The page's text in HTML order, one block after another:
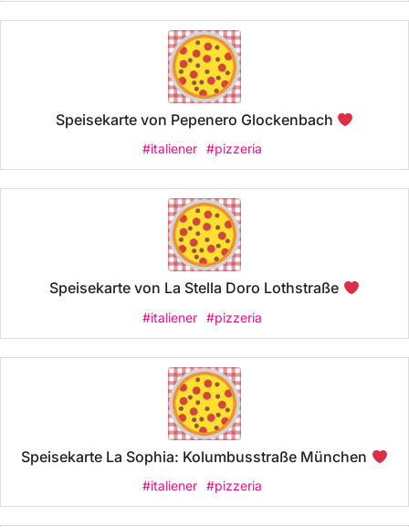
Speisekarte von Pepenero Glockenbach
#italiener #pizzeria
Speisekarte von La Stella Doro Lothstraße
#italiener #pizzeria
Speisekarte La Sophia: Kolumbusstraße München
#italiener #pizzeria